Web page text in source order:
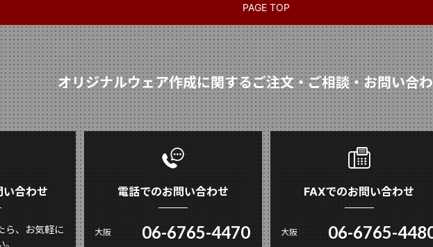
PAGE TOP
オリジナルウェア作成に関するご注文・ご相談・お問い合
い合わせ
ら、お気軽に
電話でのお問い合わせ
大阪
06-6765-4470
FAXでのお問い合わせ
大阪
06-6765-